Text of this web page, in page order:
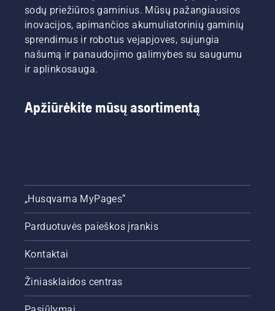
sodų priežiūros gaminius. Mūsų pažangiausios
inovacijos, apimančios akumuliatorinių gaminių
sprendimus ir robotus vejapjoves, sujungia
našumą ir panaudojimo galimybes su saugumu
ir aplinkosauga.
Apžiūrėkite mūsų asortimentą
„Husqvarna MyPages“
Parduotuvės paieškos įrankis
Kontaktai
Žiniasklaidos centras